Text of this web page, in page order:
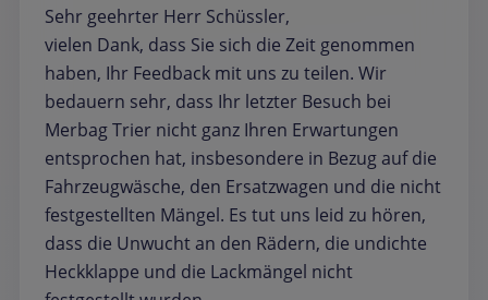
Sehr geehrter Herr Schüssler,
vielen Dank, dass Sie sich die Zeit genommen
haben, Ihr Feedback mit uns zu teilen. Wir
bedauern sehr, dass Ihr letzter Besuch bei
Merbag Trier nicht ganz Ihren Erwartungen
entsprochen hat, insbesondere in Bezug auf die
Fahrzeugwäsche, den Ersatzwagen und die nicht
festgestellten Mängel. Es tut uns leid zu hören,
dass die Unwucht an den Rädern, die undichte
Heckklappe und die Lackmängel nicht